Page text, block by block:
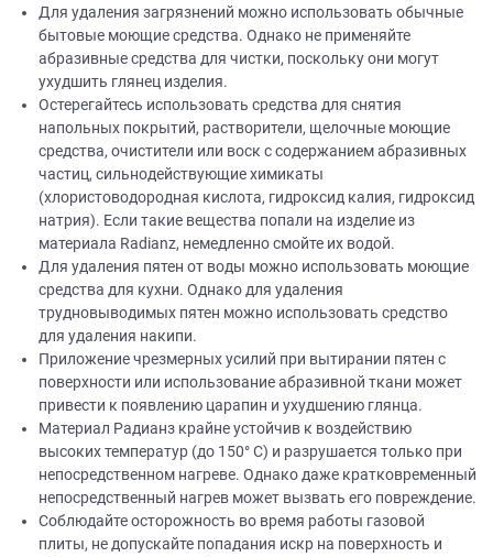
Для удаления загрязнений можно использовать обычные
бытовые моющие средства. Однако не применяйте
абразивные средства для чистки, поскольку они могут
ухудшить глянец изделия.
Остерегайтесь использовать средства для снятия
напольных покрытий, растворители, щелочные моющие
средства, очистители или воск с содержанием абразивных
частиц, сильнодействующие химикаты
(хлористоводородная кислота, гидроксид калия, гидроксид
натрия). Если такие вещества попали на изделие из
материала Radianz, немедленно смойте их водой.
Для удаления пятен от воды можно использовать моющие
средства для кухни. Однако для удаления
трудновыводимых пятен можно использовать средство
для удаления накипи.
Приложение чрезмерных усилий при вытирании пятен с
поверхности или использование абразивной ткани может
привести к появлению царапин и ухудшению глянца.
Материал Радианз крайне устойчив к воздействию
высоких температур (до 150° C) и разрушается только при
непосредственном нагреве. Однако даже кратковременный
непосредственный нагрев может вызвать его повреждение.
Соблюдайте осторожность во время работы газовой
плиты, не допускайте попадания искр на поверхность и